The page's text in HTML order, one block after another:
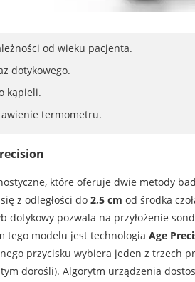
od wieku pacjenta.
dotykowego.
kąpieli.
termometru.
które oferuje dwie metody
z odległości do 2,5 cm od środka
pozwala na przyłożenie
tego modelu jest technologia Age
przycisku wybiera jeden z trzech
dorośli). Algorytm urządzenia